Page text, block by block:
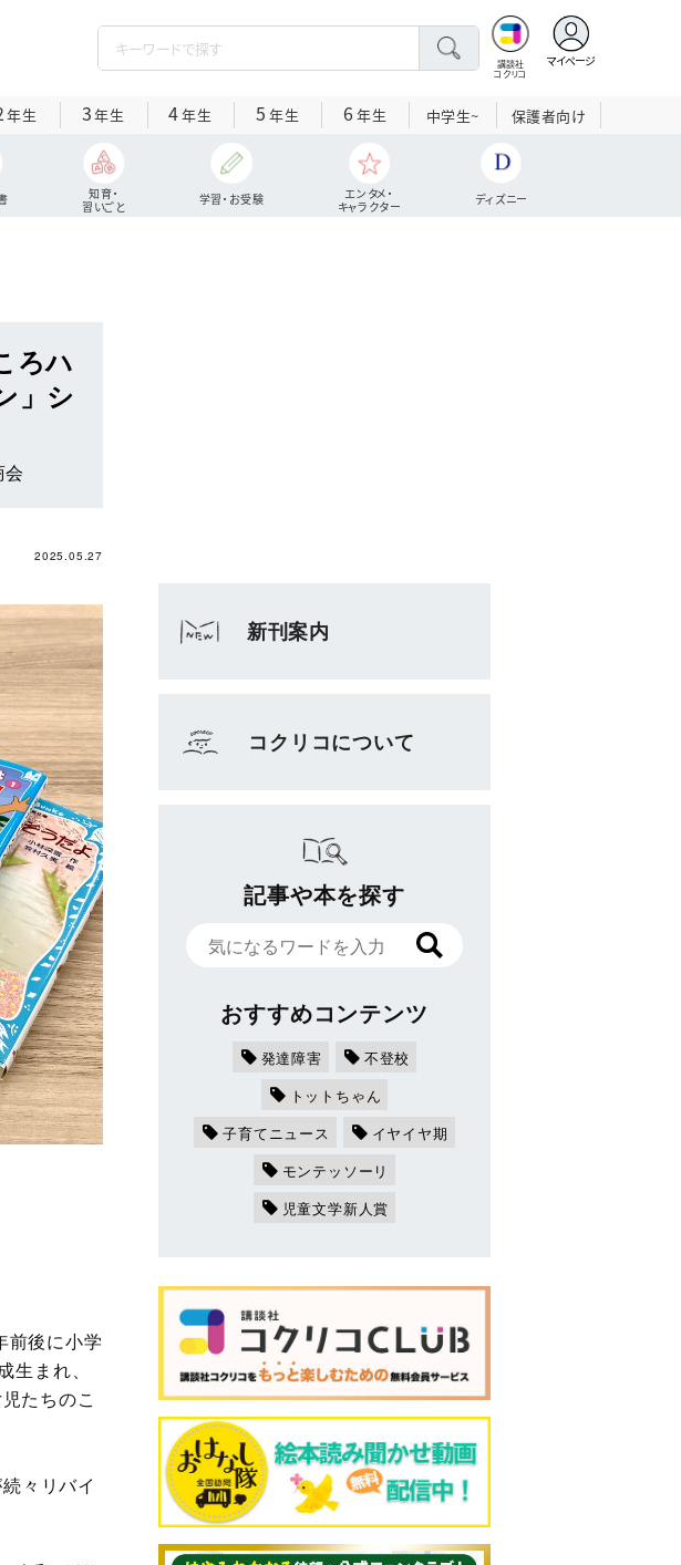
講談社
コクリコ
マイページ
年生 3年生 4年生 5 年生 6 年生 中学生~ 保護者向け
知育・
習いごと
学習・お受験
エンタメ・
キャラクター
ディズニー
ろハ
」シ
2025.05.27
前後に小学
まれ、
たちのこ
々リバイ
新刊案内
コクリコについて
記事や本を探す
おすすめコンテンツ
発達障害
不登校
トットちゃん
子育てニュース
イヤイヤ期
モンテッソーリ
児童文学新人賞